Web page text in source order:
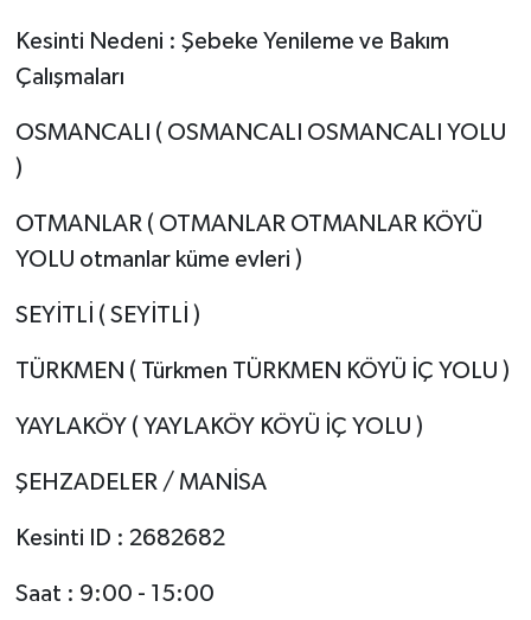
Kesinti Nedeni : Şebeke Yenileme ve Bakım
Çalışmaları
OSMANCALI ( OSMANCALI OSMANCALI YOLU
)
OTMANLAR ( OTMANLAR OTMANLAR KÖYÜ
YOLU otmanlar küme evleri )
SEYİTLİ ( SEYİTLİ )
TÜRKMEN ( Türkmen TÜRKMEN KÖYÜ İÇ YOLU )
YAYLAKÖY ( YAYLAKÖY KÖYÜ İÇ YOLU )
ŞEHZADELER / MANİSA
Kesinti ID : 2682682
Saat : 9:00 - 15:00